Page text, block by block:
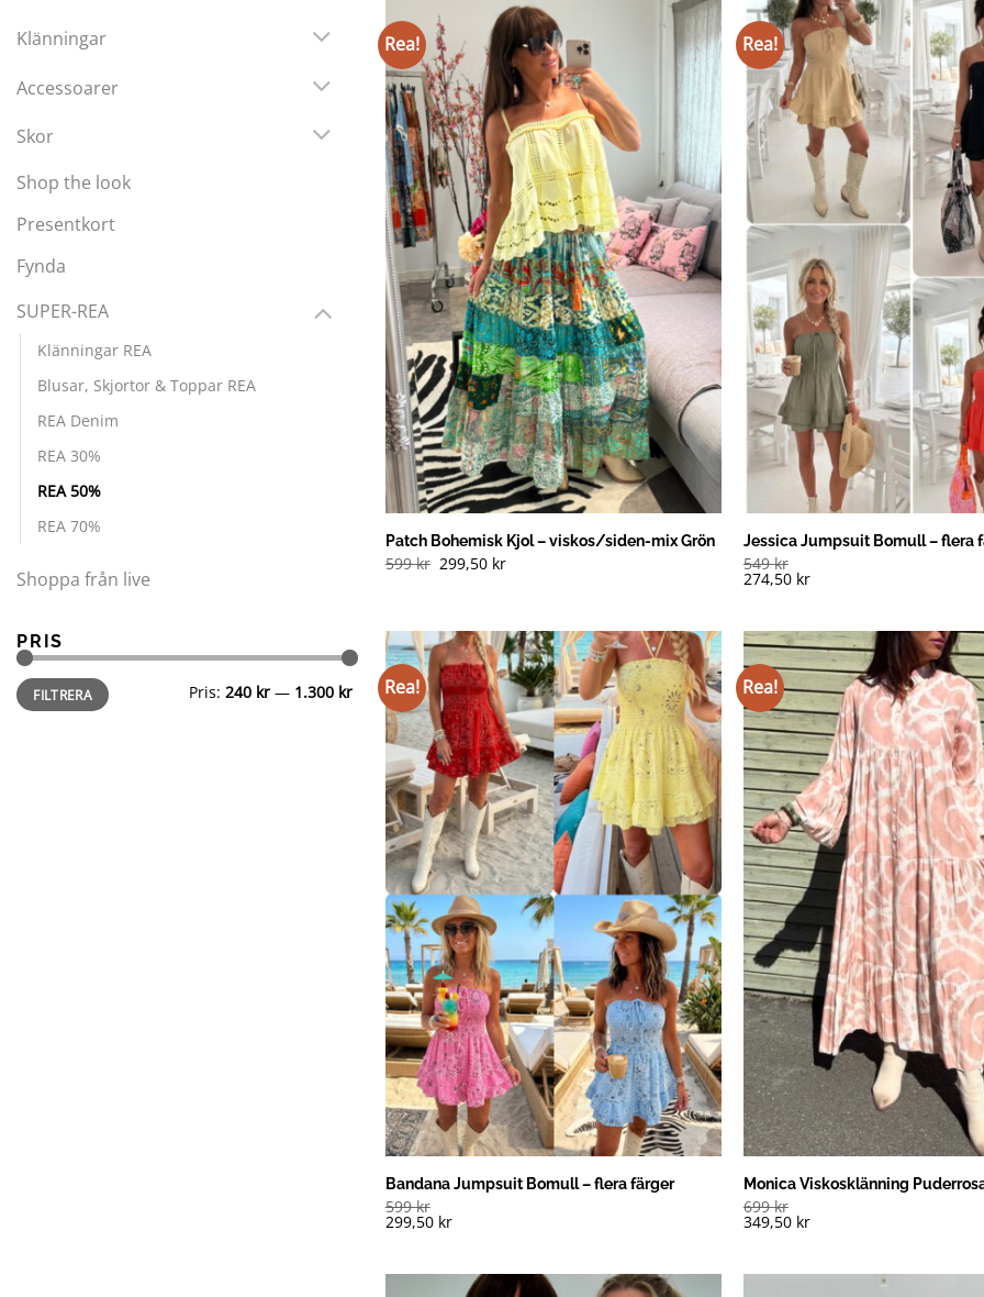
Klänningar
Accessoarer
Skor
Shop the look
Presentkort
Fynda
SUPER-REA
Klänningar REA
Blusar, Skjortor & Toppar REA
REA Denim
REA 30%
REA 50%
REA 70%
Shoppa från live
PRIS
Min
pris
Max
prisFILTRERA Pris: 240 kr — 1.300 kr
Rea!
Patch Bohemisk Kjol – viskos/siden-mix Grön
599kr 299,50 kr
Rea!
Jessica Jumpsuit Bomull – flera
549kr
274,50 kr
Rea!
Bandana Jumpsuit Bomull – flera färger
599kr
299,50 kr
Rea!
Monica Viskosklänning
699kr
349,50 kr